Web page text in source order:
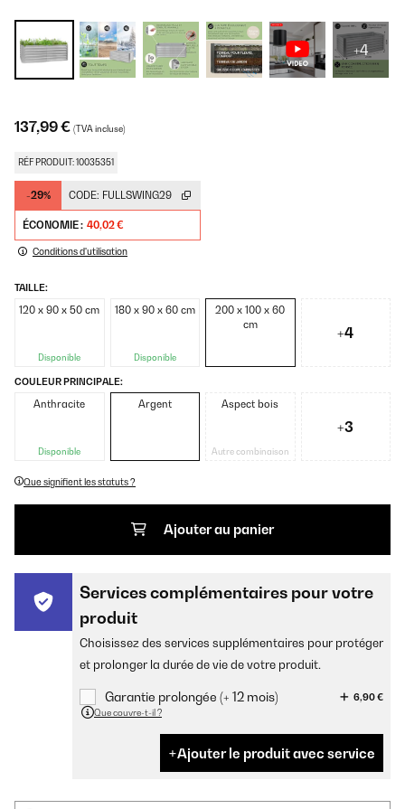
+4
137,99 € (TVA incluse)
RÉF PRODUIT: 10035351
-29% CODE: FULLSWING29
ÉCONOMIE : 40,02 €
Conditions d'utilisation
TAILLE:
120 x 90 x 50 cm
Disponible
180 x 90 x 60 cm
Disponible
200 x 100 x 60
cm
+4
COULEUR PRINCIPALE:
Anthracite
Disponible
Argent Aspect bois
Autre combinaison
+3
Que signifient les statuts ?
Ajouter au panier
Services complémentaires pour votre
produit
Choisissez des services supplémentaires pour protéger
et prolonger la durée de vie de votre produit.
Garantie prolongée (+ 12 mois)
6,90 €
Que couvre-t-il ?
Ajouter le produit avec service